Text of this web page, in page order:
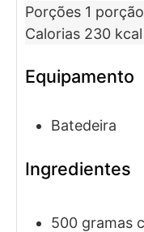
Porções 1 porção
Calorias 230 kcal
Equipamento
Batedeira
Ingredientes
500 gramas